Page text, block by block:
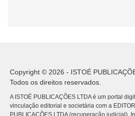
Copyright © 2026 - ISTOÉ
Todos os direitos reservados.
A ISTOÉ PUBLICAÇÕES LTDA é um portal
vinculação editorial e societária com a
PUBLICACÕES LTDA (recuperação judicial).